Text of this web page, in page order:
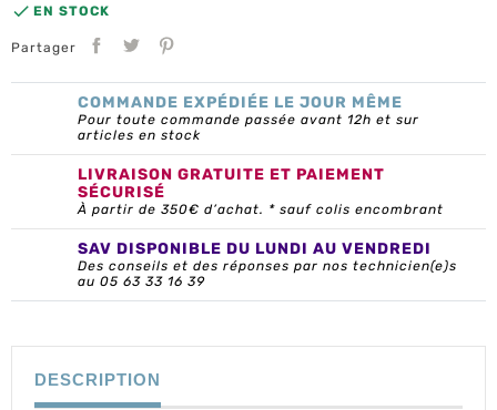
 EN STOCK
Partager
COMMANDE EXPÉDIÉE LE JOUR MÊME
Pour toute commande passée avant 12h et sur
articles en stock
LIVRAISON GRATUITE ET PAIEMENT
SÉCURISÉ
À partir de 350€ d’achat. * sauf colis encombrant
SAV DISPONIBLE DU LUNDI AU VENDREDI
Des conseils et des réponses par nos technicien(e)s
au 05 63 33 16 39
DESCRIPTION